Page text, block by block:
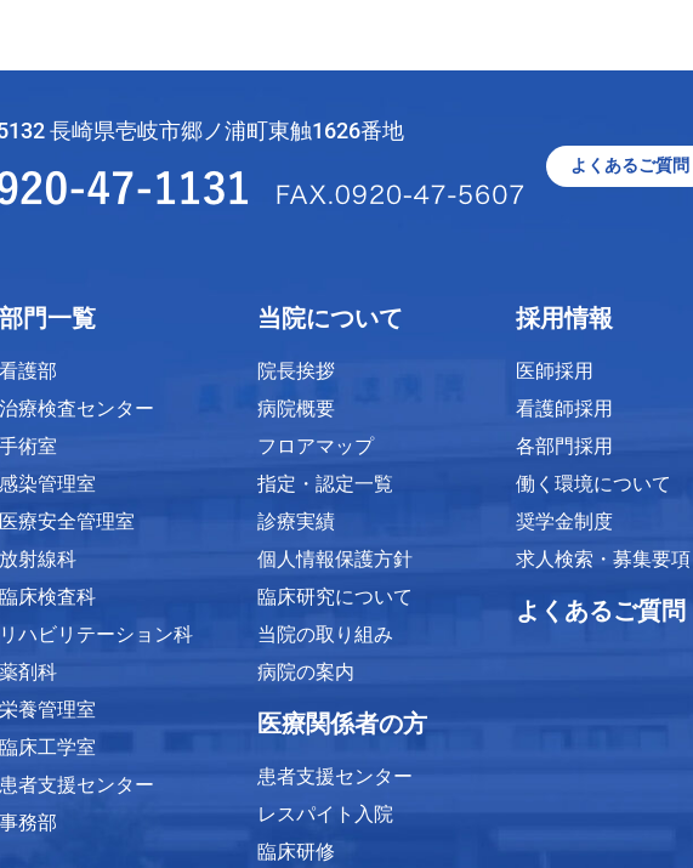
長崎県壱岐市郷ノ浦町東触1626番地
よくあるご質問
門一覧
護部
療検査センター
術室
染管理室
療安全管理室
射線科
床検査科
ハビリテーション科
剤科
養管理室
床工学室
者支援センター
務部
当院について
院長挨拶
病院概要
フロアマップ
指定・認定一覧
診療実績
個人情報保護方針
臨床研究について
当院の取り組み
病院の案内
医療関係者の方
患者支援センター
レスパイト入院
臨床研修
採用情報
医師採用
看護師採用
各部門採用
働く環境について
奨学金制度
求人検索・募集要項
よくあるご質問